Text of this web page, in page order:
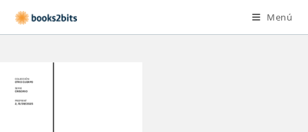
Menú